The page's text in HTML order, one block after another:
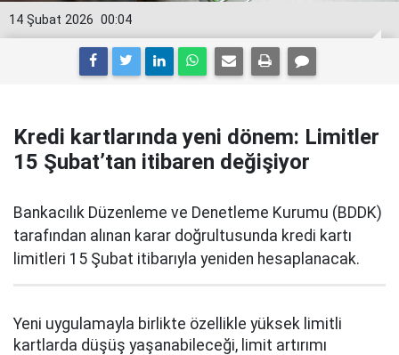
00:04
14 Şubat 2026
Kredi kartlarında yeni dönem: Limitler
15 Şubat’tan itibaren değişiyor
Bankacılık Düzenleme ve Denetleme Kurumu (BDDK)
tarafından alınan karar doğrultusunda kredi kartı
limitleri 15 Şubat itibarıyla yeniden hesaplanacak.
Yeni uygulamayla birlikte özellikle yüksek limitli
kartlarda düşüş yaşanabileceği, limit artırımı